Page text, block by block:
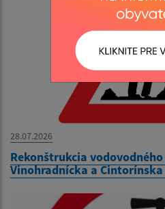
28.07.2026
Rekonštrukcia
Vinohradnícka a